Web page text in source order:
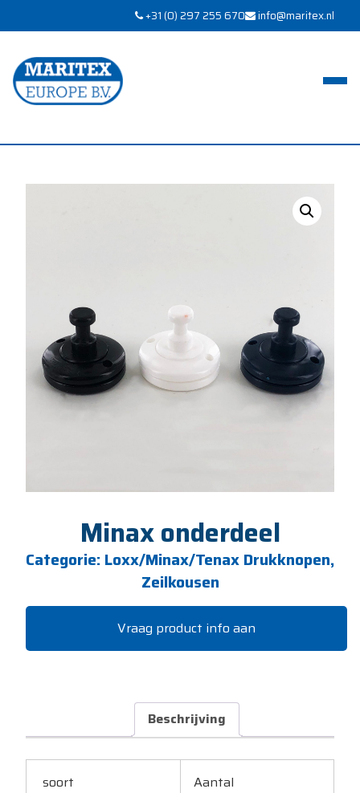
+31 (0) 297 255 670 info@maritex.nl
Minax onderdeel
Categorie: Loxx/Minax/Tenax Drukknopen,
Zeilkousen
Vraag product info aan
Beschrijving
soort Aantal